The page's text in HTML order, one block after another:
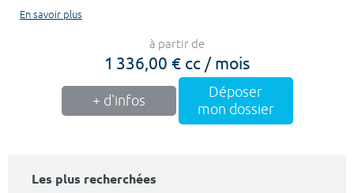
En savoir plus
à partir de
1 336,00 € cc / mois
+ d'infos
Déposer
mon dossier
Les plus recherchées